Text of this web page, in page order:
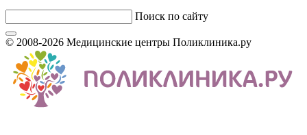
Поиск по сайту
© 2008-2026 Медицинские центры Поликлиника.ру